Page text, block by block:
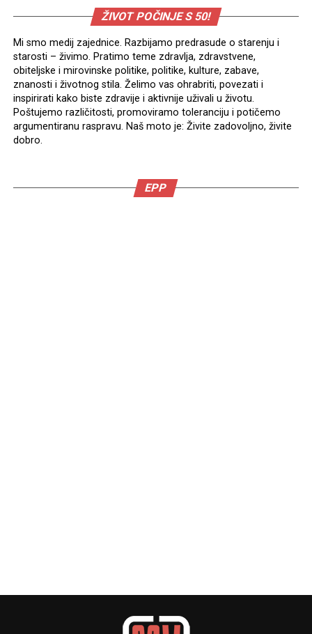
ŽIVOT POČINJE S 50!
Mi smo medij zajednice. Razbijamo predrasude o starenju i
starosti – živimo. Pratimo teme zdravlja, zdravstvene,
obiteljske i mirovinske politike, politike, kulture, zabave,
znanosti i životnog stila. Želimo vas ohrabriti, povezati i
inspirirati kako biste zdravije i aktivnije uživali u životu.
Poštujemo različitosti, promoviramo toleranciju i potičemo
argumentiranu raspravu. Naš moto je: Živite zadovoljno, živite
dobro.
EPP